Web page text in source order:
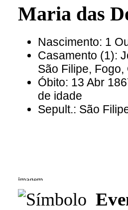
Maria das
Nascimento: 1
Casamento (1):
São Filipe, Fogo,
Óbito: 13 Abr
de idade
Sepult.: São